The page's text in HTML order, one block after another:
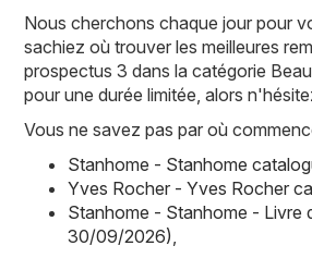
Nous cherchons chaque jour pour
sachiez où trouver les meilleures
prospectus 3 dans la catégorie
pour une durée limitée, alors
Vous ne savez pas par où
Stanhome - Stanhome
Yves Rocher - Yves Rocher
Stanhome - Stanhome -
30/09/2026)